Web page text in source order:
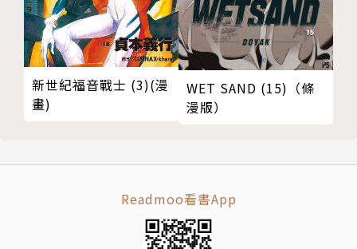
新世紀福音戰士 (3)(漫
畫)
WET SAND (15)（條
漫版）
Readmoo看書App